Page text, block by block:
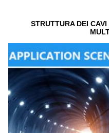
STRUTTURA DEI